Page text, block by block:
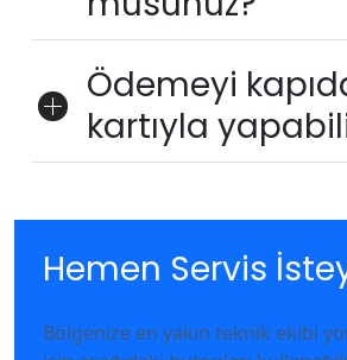
Ödemeyi
kartıyla
Hemen Servis
Bölgenize en yakın teknik ekibi